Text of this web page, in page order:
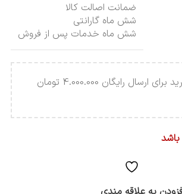
ضمانت اصالت کالا
شش ماه گارانتی
شش ماه خدمات پس از فروش
حداقل میزان خرید برای ارسال رایگان 4.000.000 تومان
باشد